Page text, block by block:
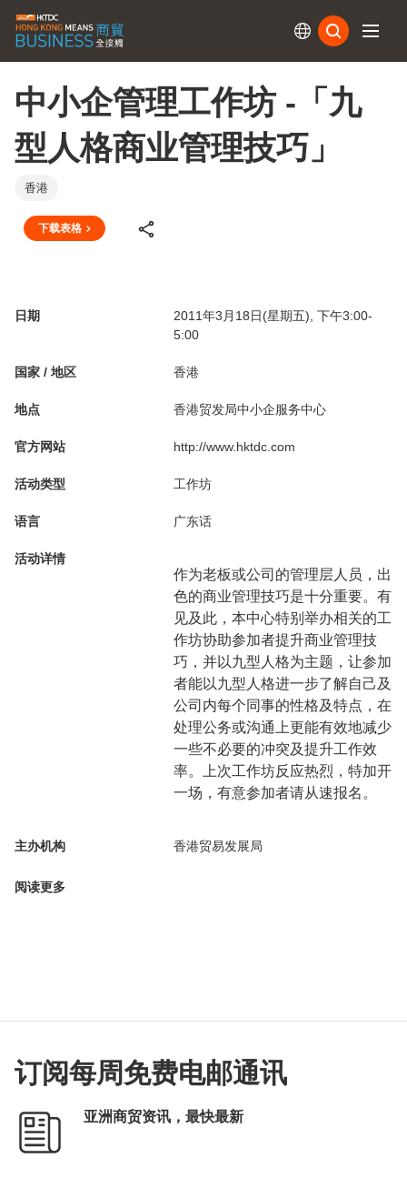
中小企管理工作坊 -「九
型人格商业管理技巧」
香港
下载表格
日期
2011年3月18日(星期五), 下午3:00-
5:00
国家 / 地区 香港
地点 香港贸发局中小企服务中心
官方网站 http://www.hktdc.com
活动类型 工作坊
语言 广东话
活动详情
作为老板或公司的管理层人员，出
色的商业管理技巧是十分重要。有
见及此，本中心特别举办相关的工
作坊协助参加者提升商业管理技
巧，并以九型人格为主题，让参加
者能以九型人格进一步了解自己及
公司内每个同事的性格及特点，在
处理公务或沟通上更能有效地减少
一些不必要的冲突及提升工作效
率。上次工作坊反应热烈，特加开
一场，有意参加者请从速报名。
主办机构 香港贸易发展局
阅读更多
订阅每周免费电邮通讯
亚洲商贸资讯，最快最新